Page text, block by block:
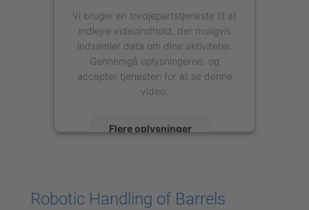
Vi bruger en tredjepartstjeneste til at
indlejre videoindhold, der muligvis
indsamler data om dine aktiviteter.
Gennemgå oplysningerne, og
accepter tjenesten for at se denne
video.
Flere oplysninger
Management Platform
Robotic Handling of Barrels